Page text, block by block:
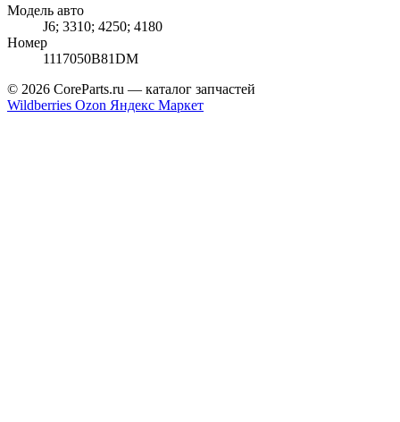
Модель авто
J6; 3310; 4250; 4180
Номер
1117050B81DM
© 2026 CoreParts.ru — каталог запчастей
Wildberries Ozon Яндекс Маркет